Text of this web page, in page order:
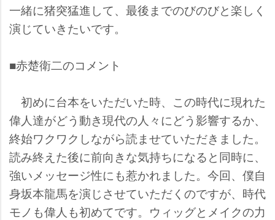
一緒に猪突猛進して、最後までのびのびと楽しく
演じていきたいです。
■赤楚衛二のコメント
初めに台本をいただいた時、この時代に現れた
偉人達がどう動き現代の人々にどう影響するか、
終始ワクワクしながら読ませていただきました。
読み終えた後に前向きな気持ちになると同時に、
強いメッセージ性にも惹かれました。今回、僕自
身坂本龍馬を演じさせていただくのですが、時代
モノも偉人も初めてです。ウィッグとメイクの力